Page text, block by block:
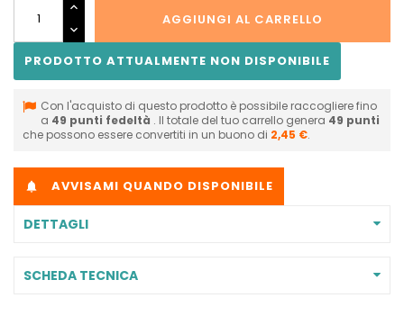
AGGIUNGI AL CARRELLO
PRODOTTO ATTUALMENTE NON DISPONIBILE
Con l'acquisto di questo prodotto è possibile raccogliere fino
a 49 punti fedeltà . Il totale del tuo carrello genera 49 punti
che possono essere convertiti in un buono di 2,45 €.
 AVVISAMI QUANDO DISPONIBILE
DETTAGLI
SCHEDA TECNICA